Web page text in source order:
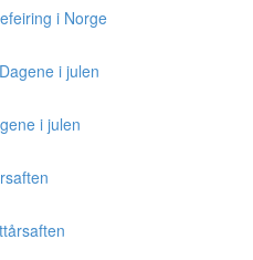
i Norge
i julen
i julen